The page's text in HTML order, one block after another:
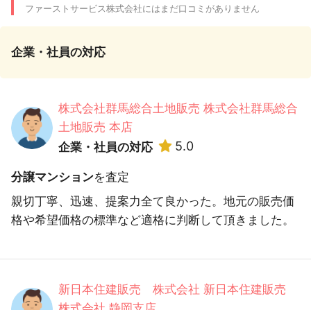
ファーストサービス株式会社にはまだ口コミがありません
企業・社員の対応
株式会社群馬総合土地販売 株式会社群馬総合
土地販売 本店
企業・社員の対応
5.0
分譲マンションを査定
親切丁寧、迅速、提案力全て良かった。地元の販売価
格や希望価格の標準など適格に判断して頂きました。
新日本住建販売 株式会社 新日本住建販売